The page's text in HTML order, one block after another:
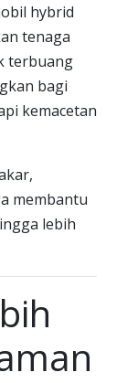
hybrid
tenaga
terbuang
bagi
kemacetan
membantu
lebih